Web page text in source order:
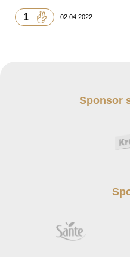
1 02.04.2022
Sponsor